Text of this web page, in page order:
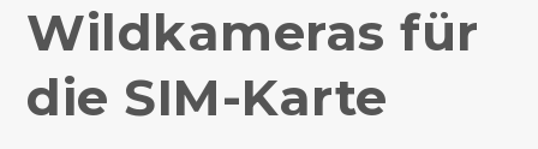
Wildkameras für
die SIM-Karte